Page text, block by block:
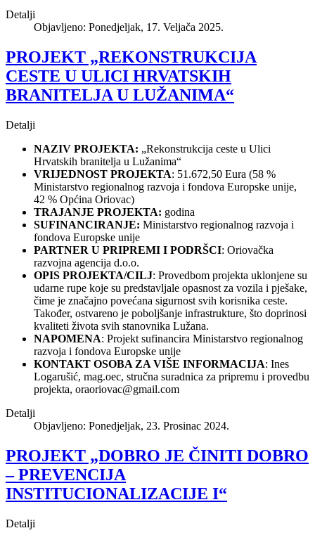
Detalji
Objavljeno: Ponedjeljak, 17. Veljača 2025.
PROJEKT „REKONSTRUKCIJA
CESTE U ULICI HRVATSKIH
BRANITELJA U LUŽANIMA“
Detalji
NAZIV PROJEKTA: „Rekonstrukcija ceste u Ulici
Hrvatskih branitelja u Lužanima“
VRIJEDNOST PROJEKTA: 51.672,50 Eura (58 %
Ministarstvo regionalnog razvoja i fondova Europske unije,
42 % Općina Oriovac)
TRAJANJE PROJEKTA: godina
SUFINANCIRANJE: Ministarstvo regionalnog razvoja i
fondova Europske unije
PARTNER U PRIPREMI I PODRŠCI: Oriovačka
razvojna agencija d.o.o.
OPIS PROJEKTA/CILJ: Provedbom projekta uklonjene su
udarne rupe koje su predstavljale opasnost za vozila i pješake,
čime je značajno povećana sigurnost svih korisnika ceste.
Također, ostvareno je poboljšanje infrastrukture, što doprinosi
kvaliteti života svih stanovnika Lužana.
NAPOMENA: Projekt sufinancira Ministarstvo regionalnog
razvoja i fondova Europske unije
KONTAKT OSOBA ZA VIŠE INFORMACIJA: Ines
Logarušić, mag.oec, stručna suradnica za pripremu i provedbu
projekta, oraoriovac@gmail.com
Detalji
Objavljeno: Ponedjeljak, 23. Prosinac 2024.
PROJEKT „DOBRO JE ČINITI DOBRO
– PREVENCIJA
INSTITUCIONALIZACIJE I“
Detalji